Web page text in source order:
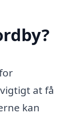
at få
kan